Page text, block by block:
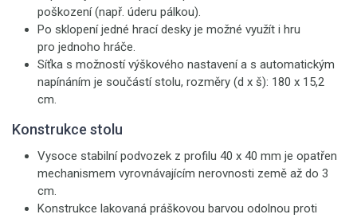
poškození (např. úderu pálkou).
Po sklopení jedné hrací desky je možné využít i hru
pro jednoho hráče.
Síťka s možností výškového nastavení a s automatickým
napínáním je součástí stolu, rozměry (d x š): 180 x 15,2
cm.
Konstrukce stolu
Vysoce stabilní podvozek z profilu 40 x 40 mm je opatřen
mechanismem vyrovnávajícím nerovnosti země až do 3
cm.
Konstrukce lakovaná práškovou barvou odolnou proti